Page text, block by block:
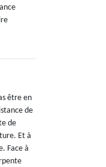
être en
de
de
Et à
Face à